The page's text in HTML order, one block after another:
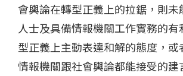
會輿論在轉型正義上的拉鋸，則未
人士及具備情報機關工作實務的
型正義上主動表達和解的態度，
情報機關跟社會輿論都能接受的建